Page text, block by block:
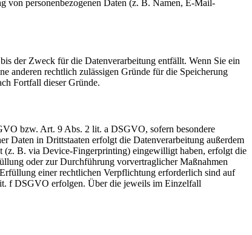
von personenbezogenen Daten (z. B. Namen, E-Mail-
der Zweck für die Datenverarbeitung entfällt. Wenn Sie ein
anderen rechtlich zulässigen Gründe für die Speicherung
Fortfall dieser Gründe.
bzw. Art. 9 Abs. 2 lit. a DSGVO, sofern besondere
Daten in Drittstaaten erfolgt die Datenverarbeitung außerdem
B. via Device-Fingerprinting) eingewilligt haben, erfolgt die
oder zur Durchführung vorvertraglicher Maßnahmen
einer rechtlichen Verpflichtung erforderlich sind auf
f DSGVO erfolgen. Über die jeweils im Einzelfall